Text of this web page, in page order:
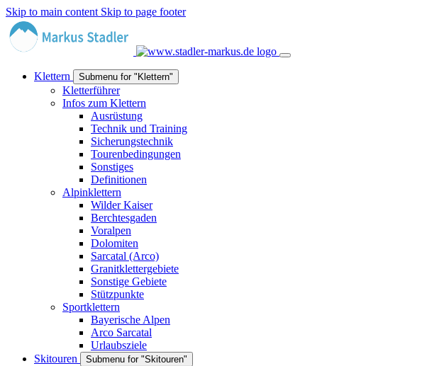
Skip to main content Skip to page footer
Klettern Submenu for "Klettern"
Kletterführer
Infos zum Klettern
Ausrüstung
Technik und Training
Sicherungstechnik
Tourenbedingungen
Sonstiges
Definitionen
Alpinklettern
Wilder Kaiser
Berchtesgaden
Voralpen
Dolomiten
Sarcatal (Arco)
Granitklettergebiete
Sonstige Gebiete
Stützpunkte
Sportklettern
Bayerische Alpen
Arco Sarcatal
Urlaubsziele
Skitouren
Submenu for "Skitouren"